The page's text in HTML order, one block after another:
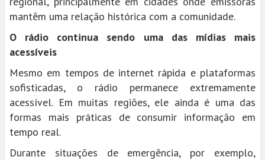
mantêm uma relação histórica com a comunidade.
O rádio continua sendo uma das mídias mais
acessíveis
Mesmo em tempos de internet rápida e plataformas
sofisticadas, o rádio permanece extremamente
acessível. Em muitas regiões, ele ainda é uma das
formas mais práticas de consumir informação em
tempo real.
Durante situações de emergência, por exemplo,